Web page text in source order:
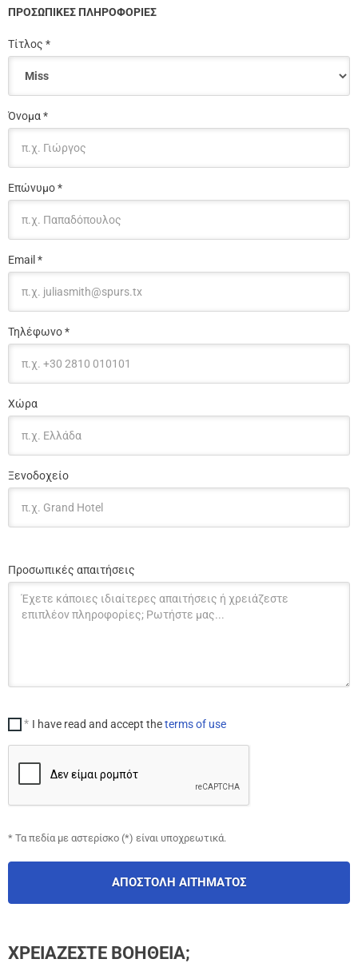
ΠΡΟΣΩΠΙΚΕΣ ΠΛΗΡΟΦΟΡΙΕΣ
Τίτλος *
Όνομα *
Επώνυμο *
Email *
Τηλέφωνο *
Χώρα
Ξενοδοχείο
Προσωπικές απαιτήσεις
I have read and accept theterms of use
* Τα πεδία με αστερίσκο (*) είναι υποχρεωτικά.
ΑΠΟΣΤΟΛΗ ΑΙΤΗΜΑΤΟΣ
ΧΡΕΙΑΖΕΣΤΕ ΒΟΗΘΕΙΑ;